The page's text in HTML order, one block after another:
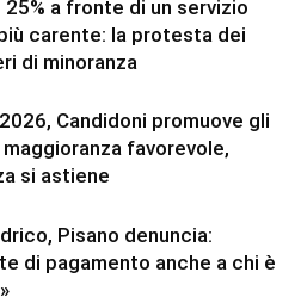
a fronte di un servizio
carente: la protesta dei
di minoranza
Candidoni promuove gli
favorevole,
si astiene
Pisano denuncia:
di pagamento anche a chi è